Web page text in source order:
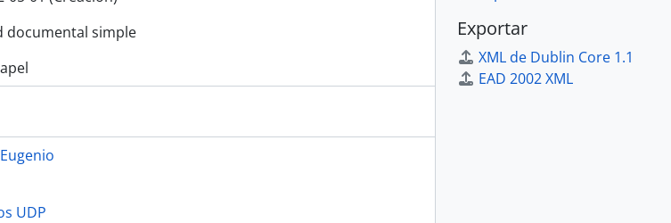
documental simple
UDP
Exportar
XML de Dublin Core 1.1
EAD 2002 XML